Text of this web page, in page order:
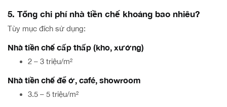
5. Tổng chi phí nhà tiền chế khoảng bao nhiêu?
Tùy mục đích sử dụng:
Nhà tiền chế cấp thấp (kho, xưởng)
2 – 3 triệu/m²
Nhà tiền chế để ở, café, showroom
3.5 – 5 triệu/m²